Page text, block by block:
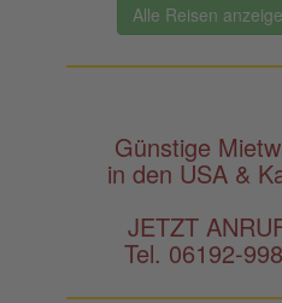
Alle Reisen
Günstige
in den USA &
JETZT
Tel. 06192-